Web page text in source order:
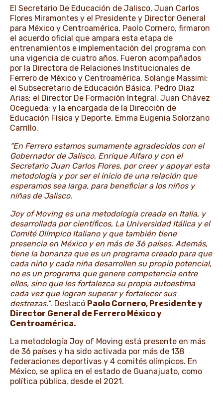
El Secretario De Educación de Jalisco, Juan Carlos
Flores Miramontes y el Presidente y Director General
para México y Centroamérica, Paolo Cornero, firmaron
el acuerdo oficial que ampara esta etapa de
entrenamientos e implementación del programa con
una vigencia de cuatro años. Fueron acompañados
por la Directora de Relaciones Institucionales de
Ferrero de México y Centroamérica, Solange Massimi;
el Subsecretario de Educación Básica, Pedro Diaz
Arias; el Director De Formación Integral, Juan Chávez
Ocegueda; y la encargada de la Dirección de
Educación Física y Deporte, Emma Eugenia Solorzano
Carrillo.
“En Ferrero estamos sumamente agradecidos con el
Gobernador de Jalisco, Enrique Alfaro y con el
Secretario Juan Carlos Flores, por creer y apoyar esta
metodología y por ser el inicio de una relación que
esperamos sea larga, para beneficiar a los niños y
niñas de Jalisco.
Joy of Moving es una metodología creada en Italia, y
desarrollada por científicos, La Universidad Itálica y el
Comité Olímpico Italiano y que también tiene
presencia en México y en más de 36 países. Además,
tiene la bonanza que es un programa creado para que
cada niño y cada niña desarrollen su propio potencial,
no es un programa que genere competencia entre
ellos, sino que les fortalezca su propia autoestima
cada vez que logran superar y fortalecer sus
destrezas.”. Destacó Paolo Cornero, Presidente y
Director General de Ferrero México y
Centroamérica.
La metodología Joy of Moving está presente en más
de 36 países y ha sido activada por más de 138
federaciones deportivas y 4 comités olímpicos. En
México, se aplica en el estado de Guanajuato, como
política pública, desde el 2021.